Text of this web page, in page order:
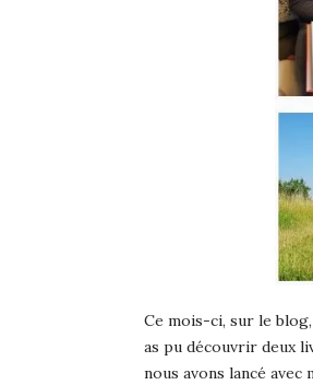
Ce mois-ci, sur le blog,
as pu découvrir deux
nous avons lancé avec